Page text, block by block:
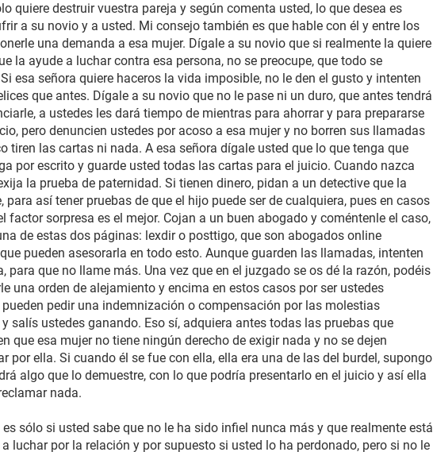
quiere destruir vuestra pareja y según comenta usted, lo que desea es
a su novio y a usted. Mi consejo también es que hable con él y entre los
una demanda a esa mujer. Dígale a su novio que si realmente la quiere
la ayude a luchar contra esa persona, no se preocupe, que todo se
esa señora quiere haceros la vida imposible, no le den el gusto y intenten
que antes. Dígale a su novio que no le pase ni un duro, que antes tendrá
a ustedes les dará tiempo de mientras para ahorrar y para prepararse
pero denuncien ustedes por acoso a esa mujer y no borren sus llamadas
tiren las cartas ni nada. A esa señora dígale usted que lo que tenga que
por escrito y guarde usted todas las cartas para el juicio. Cuando nazca
la prueba de paternidad. Si tienen dinero, pidan a un detective que la
para así tener pruebas de que el hijo puede ser de cualquiera, pues en casos
factor sorpresa es el mejor. Cojan a un buen abogado y coméntenle el caso,
de estas dos páginas: lexdir o posttigo, que son abogados online
pueden asesorarla en todo esto. Aunque guarden las llamadas, intenten
para que no llame más. Una vez que en el juzgado se os dé la razón, podéis
una orden de alejamiento y encima en estos casos por ser ustedes
pedir una indemnización o compensación por las molestias
salís ustedes ganando. Eso sí, adquiera antes todas las pruebas que
que esa mujer no tiene ningún derecho de exigir nada y no se dejen
por ella. Si cuando él se fue con ella, ella era una de las del burdel, supongo
algo que lo demuestre, con lo que podría presentarlo en el juicio y así ella
nada.
sólo si usted sabe que no le ha sido infiel nunca más y que realmente está
luchar por la relación y por supuesto si usted lo ha perdonado, pero si no le